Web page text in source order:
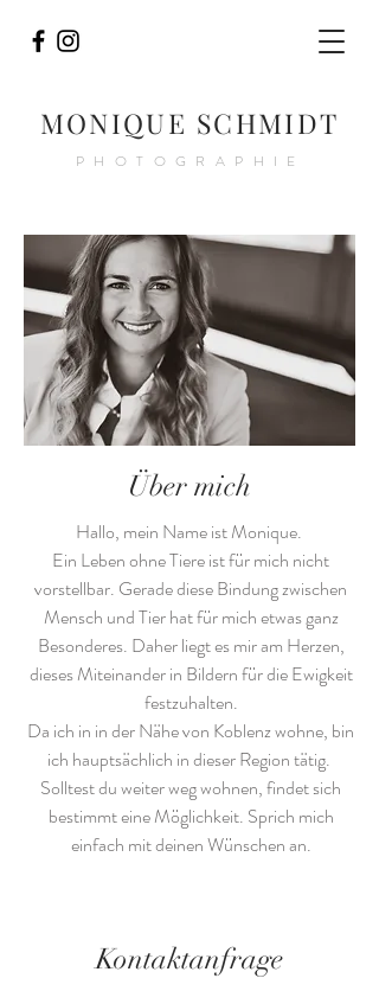
MONIQUE SCHMIDT
PHOTOGRAPHIE
Über mich
Hallo, mein Name ist Monique.
Ein Leben ohne Tiere ist für mich nicht
vorstellbar. Gerade diese Bindung zwischen
Mensch und Tier hat für mich etwas ganz
Besonderes. Daher liegt es mir am Herzen,
dieses Miteinander in Bildern für die Ewigkeit
festzuhalten.
Da ich in in der Nähe von Koblenz wohne, bin
ich hauptsächlich in dieser Region tätig.
Solltest du weiter weg wohnen, findet sich
bestimmt eine Möglichkeit. Sprich mich
einfach mit deinen Wünschen an.
Kontaktanfrage